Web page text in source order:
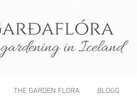
gardening in Iceland
THE GARDEN FLORA BLOGG